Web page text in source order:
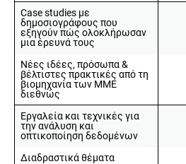
Case studies με
δημοσιογράφους που
εξηγούν πώς ολοκλήρωσαν
μια έρευνά τους
Νέες ιδέες, πρόσωπα &
βέλτιστες πρακτικές από τη
βιομηχανία των ΜΜΕ
διεθνώς
Εργαλεία και τεχνικές για
την ανάλυση και
οπτικοποίηση δεδομένων
Διαδραστικά θέματα